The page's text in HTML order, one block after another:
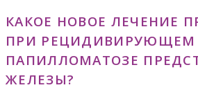
КАКОЕ НОВОЕ ЛЕЧЕНИЕ
ПРИ РЕЦИДИВИРУЮЩЕМ
ПАПИЛЛОМАТОЗЕ
ЖЕЛЕЗЫ?